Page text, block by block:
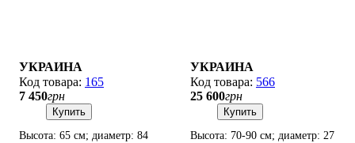
УКРАИНА
165
7 450грн
Купить
Высота: 65 см; диаметр: 84
УКРАИНА
566
25 600грн
Купить
Высота: 70-90 см; диаметр: 27